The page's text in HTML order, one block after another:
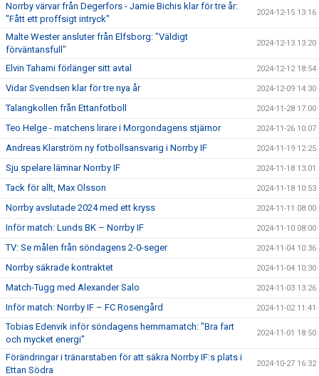
Norrby värvar från Degerfors - Jamie Bichis klar för tre år:
"Fått ett proffsigt intryck"
2024-12-15 13:16
Malte Wester ansluter från Elfsborg: "Väldigt
förväntansfull"
2024-12-13 13:20
Elvin Tahami förlänger sitt avtal 2024-12-12 18:54
Vidar Svendsen klar för tre nya år 2024-12-09 14:30
Talangkollen från Ettanfotboll 2024-11-28 17:00
Teo Helge - matchens lirare i Morgondagens stjärnor 2024-11-26 10:07
Andreas Klarström ny fotbollsansvarig i Norrby IF 2024-11-19 12:25
Sju spelare lämnar Norrby IF 2024-11-18 13:01
Tack för allt, Max Olsson 2024-11-18 10:53
Norrby avslutade 2024 med ett kryss 2024-11-11 08:00
Inför match: Lunds BK – Norrby IF 2024-11-10 08:00
TV: Se målen från söndagens 2-0-seger 2024-11-04 10:36
Norrby säkrade kontraktet 2024-11-04 10:30
Match-Tugg med Alexander Salo 2024-11-03 13:26
Inför match: Norrby IF – FC Rosengård 2024-11-02 11:41
Tobias Edenvik inför söndagens hemmamatch: "Bra fart
och mycket energi"
2024-11-01 18:50
Förändringar i tränarstaben för att säkra Norrby IF:s plats i
Ettan Södra
2024-10-27 16:32